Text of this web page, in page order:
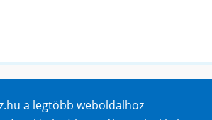
a legtöbb weboldalhoz